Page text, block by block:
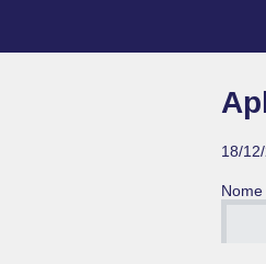
18/
Nome